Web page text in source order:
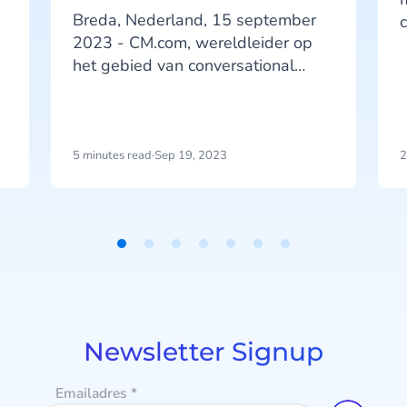
Breda, Nederland, 15 september
2023 - CM.com, wereldleider op
het gebied van conversational
mogelijkheden aan. Deze release
5 minutes read·Sep 19, 2023
Newsletter Signup
Emailadres*